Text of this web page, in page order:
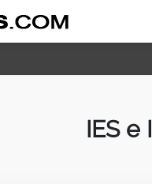
IES e